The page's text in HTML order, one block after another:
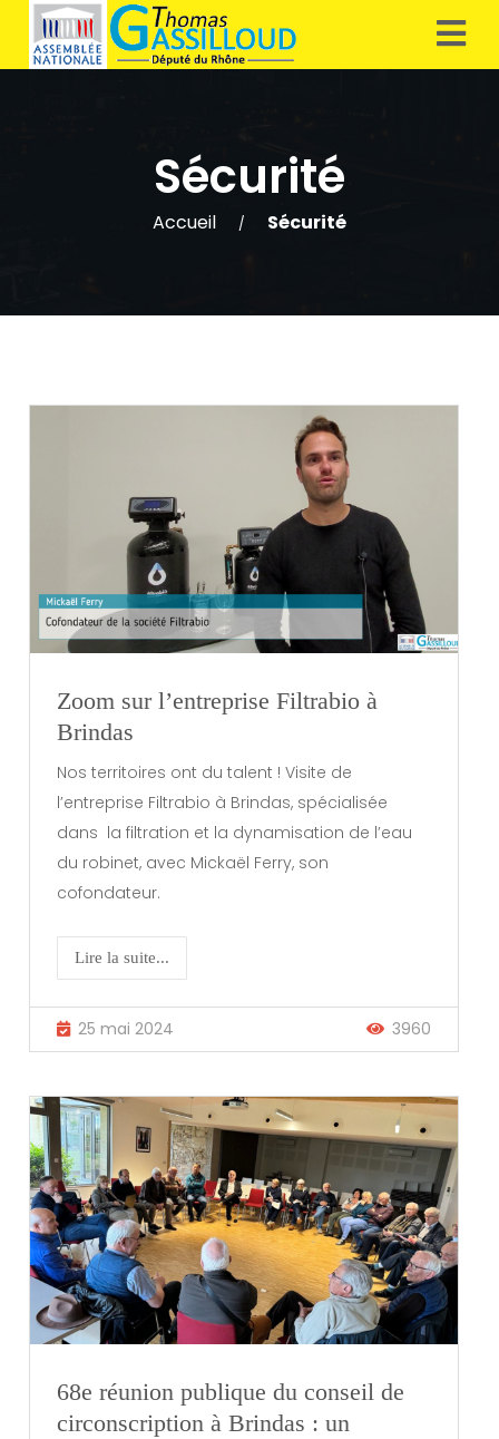
Sécurité
Accueil / Sécurité
Zoom sur l’entreprise Filtrabio à
Brindas
Nos territoires ont du talent ! Visite de
l’entreprise Filtrabio à Brindas, spécialisée
dans la filtration et la dynamisation de l’eau
du robinet, avec Mickaël Ferry, son
cofondateur.
Lire la suite...
25 mai 2024 3960
68e réunion publique du conseil de
circonscription à Brindas : un